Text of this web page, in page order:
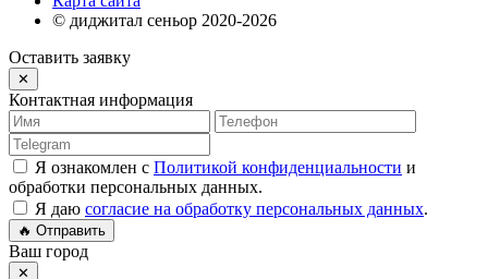
© диджитал сеньор 2020-2026
Оставить заявку
✕
Контактная информация
Я ознакомлен с Политикой конфиденциальности и
обработки персональных данных.
Я даю согласие на обработку персональных данных.
🔥 Отправить
Ваш город
✕